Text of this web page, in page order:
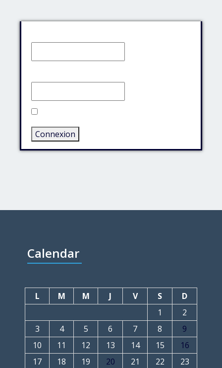
Connexion
Calendar
L M M J V S
D
1
2
3
4 5 6 7 8
9
10
11 12 13 14 15
16
17
18 19 20 21 22
23